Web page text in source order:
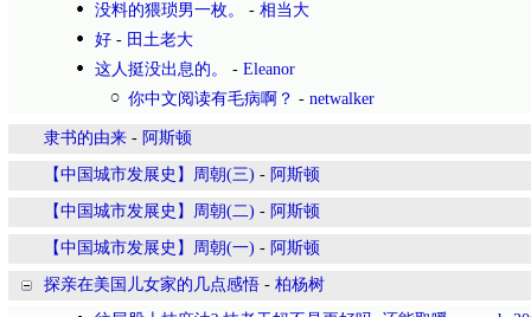
没料的猥琐男一枚。
- 相当大
好 - 田土老大
这人挺没出息的。
- Eleanor
你中文阅读有毛病啊？ - netwalker
隶书的由来 - 阿斯顿
【中国城市发展史】周朝(三) - 阿斯顿
【中国城市发展史】周朝(二) - 阿斯顿
【中国城市发展史】周朝(一) - 阿斯顿
探亲在美国儿女家的几点感悟 - 柏杨树